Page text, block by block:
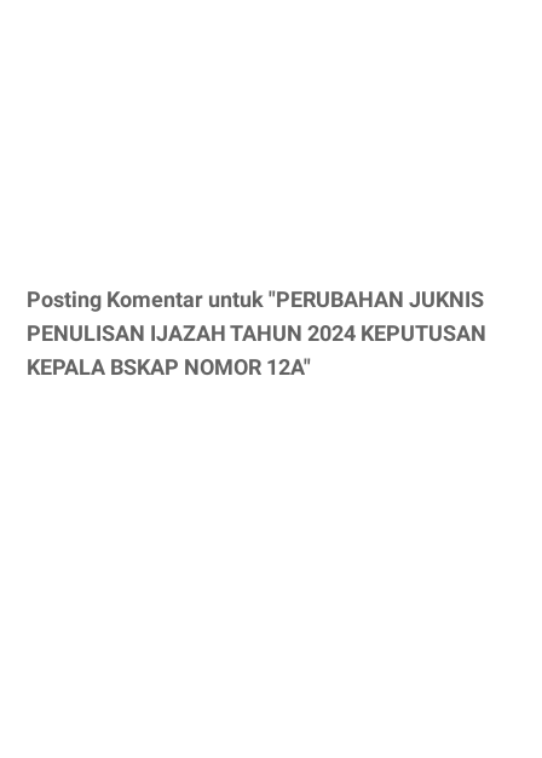
Posting Komentar untuk "PERUBAHAN JUKNIS
PENULISAN IJAZAH TAHUN 2024 KEPUTUSAN
KEPALA BSKAP NOMOR 12A"